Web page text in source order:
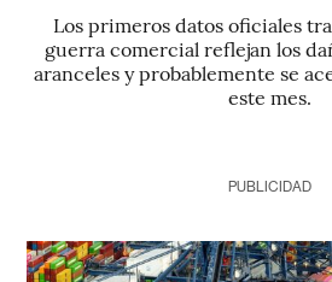
Los primeros datos oficiales
guerra comercial reflejan los
aranceles y probablemente se
este mes.
PUBLICIDAD